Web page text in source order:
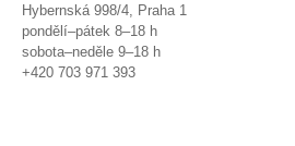
Hybernská 998/4, Praha 1
pondělí–pátek 8–18 h
sobota–neděle 9–18 h
+420 703 971 393